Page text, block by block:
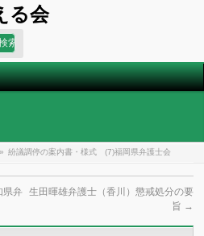
る会
» 紛議調停の案内書・様式 (7)福岡県弁護士会
県弁 生田暉雄弁護士（香川）懲戒処分の要
旨 →